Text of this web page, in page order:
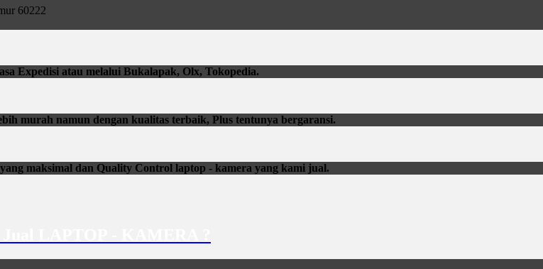
60222
Expedisi atau melalui Bukalapak, Olx, Tokopedia.
murah namun dengan kualitas terbaik, Plus tentunya bergaransi.
maksimal dan Quality Control laptop - kamera yang kami jual.